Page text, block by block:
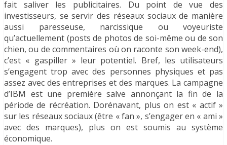
fait saliver les publicitaires. Du point de vue des
investisseurs, se servir des réseaux sociaux de manière
aussi paresseuse, narcissique ou voyeuriste
qu’actuellement (posts de photos de soi-même ou de son
chien, ou de commentaires où on raconte son week-end),
c’est « gaspiller » leur potentiel. Bref, les utilisateurs
s’engagent trop avec des personnes physiques et pas
assez avec des entreprises et des marques. La campagne
d’IBM est une première salve annonçant la fin de la
période de récréation. Dorénavant, plus on est « actif »
sur les réseaux sociaux (être « fan », s’engager en « ami »
avec des marques), plus on est soumis au système
économique.